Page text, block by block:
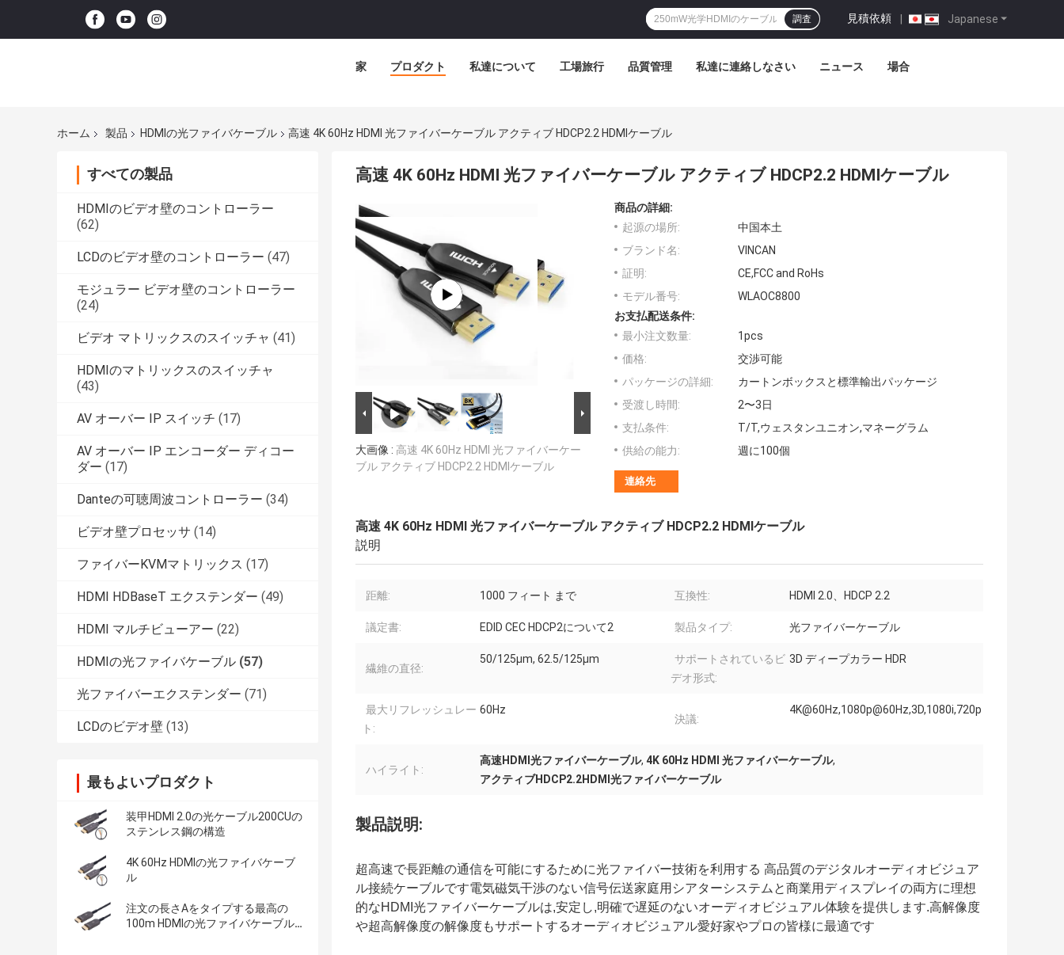
Japanese
見積依頼 |
調査
家 プロダクト 私達について 工場旅行 品質管理 私達に連絡しなさい ニュース 場合
ホーム 製品 HDMIの光ファイバケーブル 高速 4K 60Hz HDMI 光ファイバーケーブル アクティブ HDCP2.2 HDMIケーブル
すべての製品
HDMIのビデオ壁のコントローラー
(62)
LCDのビデオ壁のコントローラー (47)
モジュラー ビデオ壁のコントローラー
(24)
ビデオ マトリックスのスイッチャ (41)
HDMIのマトリックスのスイッチャ
(43)
AV オーバー IP スイッチ (17)
AV オーバー IP エンコーダー ディコー
ダー (17)
Danteの可聴周波コントローラー (34)
ビデオ壁プロセッサ (14)
ファイバーKVMマトリックス (17)
HDMI HDBaseT エクステンダー (49)
HDMI マルチビューアー (22)
HDMIの光ファイバケーブル (57)
光ファイバーエクステンダー (71)
LCDのビデオ壁 (13)
最もよいプロダクト
装甲HDMI 2.0の光ケーブル200CUの
ステンレス鋼の構造
4K 60Hz HDMIの光ファイバケーブ
ル
注文の長さAをタイプする最高の
100m HDMIの光ファイバケーブル
高速 4K 60Hz HDMI 光ファイバーケーブル アクティブ HDCP2.2 HDMIケーブル
大画像 : 高速 4K 60Hz HDMI 光ファイバーケー
ブル アクティブ HDCP2.2 HDMIケーブル
商品の詳細:
起源の場所:
中国本土
ブランド名:
VINCAN
証明:
CE,FCC and RoHs
モデル番号:
WLAOC8800
お支払配送条件:
最小注文数量:
1pcs
価格:
交渉可能
パッケージの詳細:
カートンボックスと標準輸出パッケージ
受渡し時間:
2〜3日
支払条件:
T/T,ウェスタンユニオン,マネーグラム
供給の能力:
週に100個
連絡先
高速 4K 60Hz HDMI 光ファイバーケーブル アクティブ HDCP2.2 HDMIケーブル
説明
距離: 1000 フィート まで 互換性: HDMI 2.0、HDCP 2.2
議定書: EDID CEC HDCP2について2 製品タイプ: 光ファイバーケーブル
繊維の直径:
50/125μm, 62.5/125μm
サポートされているビ
デオ形式:
3D ディープカラー HDR
最大リフレッシュレー
ト:
60Hz
決議:
4K@60Hz,1080p@60Hz,3D,1080i,720p
ハイライト:
高速HDMI光ファイバーケーブル, 4K 60Hz HDMI 光ファイバーケーブル,
アクティブHDCP2.2HDMI光ファイバーケーブル
製品説明:
超高速で長距離の通信を可能にするために光ファイバー技術を利用する 高品質のデジタルオーディオビジュア
ル接続ケーブルです電気磁気干渉のない信号伝送家庭用シアターシステムと商業用ディスプレイの両方に理想
的なHDMI光ファイバーケーブルは,安定し,明確で遅延のないオーディオビジュアル体験を提供します.高解像度
や超高解像度の解像度もサポートするオーディオビジュアル愛好家やプロの皆様に最適です